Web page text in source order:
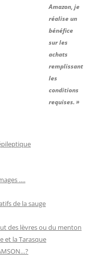
Amazon, je
réalise un
bénéfice
sur les
achats
remplissant
les
conditions
requises. »
….
de la sauge
des lèvres ou du menton
et la Tarasque